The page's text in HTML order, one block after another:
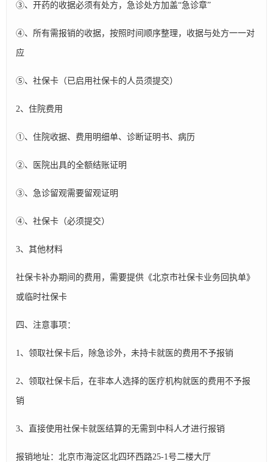
③、开药的收据必须有处方，急诊处方加盖“急诊章”
④、所有需报销的收据，按照时间顺序整理，收据与处方一一对
应
⑤、社保卡（已启用社保卡的人员须提交）
2、住院费用
①、住院收据、费用明细单、诊断证明书、病历
②、医院出具的全额结账证明
③、急诊留观需要留观证明
④、社保卡（必须提交）
3、其他材料
社保卡补办期间的费用，需要提供《北京市社保卡业务回执单》
或临时社保卡
四、注意事项：
1、领取社保卡后，除急诊外，未持卡就医的费用不予报销
2、领取社保卡后，在非本人选择的医疗机构就医的费用不予报
销
3、直接使用社保卡就医结算的无需到中科人才进行报销
报销地址：北京市海淀区北四环西路25-1号二楼大厅